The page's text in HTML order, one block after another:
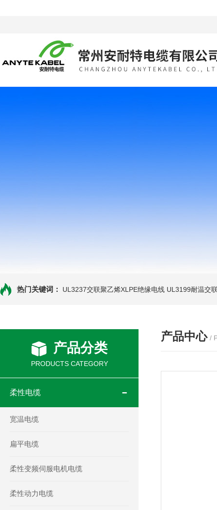
热门关键词： UL3237交联聚乙烯XLPE绝缘电线 UL3199耐温交
产品分类
PRODUCTS CATEGORY
柔性电缆
宽温电缆
扁平电缆
柔性变频伺服电机电缆
柔性动力电缆
产品中心 /